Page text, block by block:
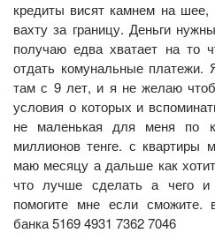
кредиты висят камнем на
вахту за границу. Деньги
получаю едва хватает на то
отдать комунальные платежи.
там с 9 лет, и я не желаю
условия о которых и
не маленькая для меня по
миллионов тенге. с квартиры
маю месяцу а дальше как
что лучше сделать а чего
помогите мне если сможите.
банка 5169 4931 7362 7046